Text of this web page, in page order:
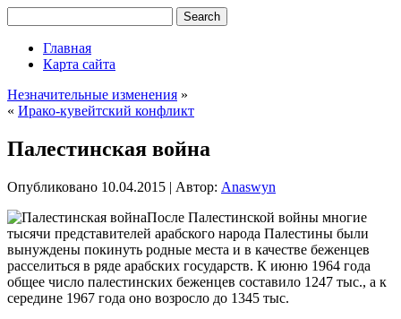
Главная
Карта сайта
Незначительные изменения »
« Ирако-кувейтский конфликт
Палестинская война
Опубликовано 10.04.2015 | Автор: Anaswyn
После Палестинской войны многие
тысячи представителей арабского народа Палестины были
вынуждены покинуть родные места и в качестве беженцев
расселиться в ряде арабских государств. К июню 1964 года
общее число палестинских беженцев составило 1247 тыс., а к
середине 1967 года оно возросло до 1345 тыс.